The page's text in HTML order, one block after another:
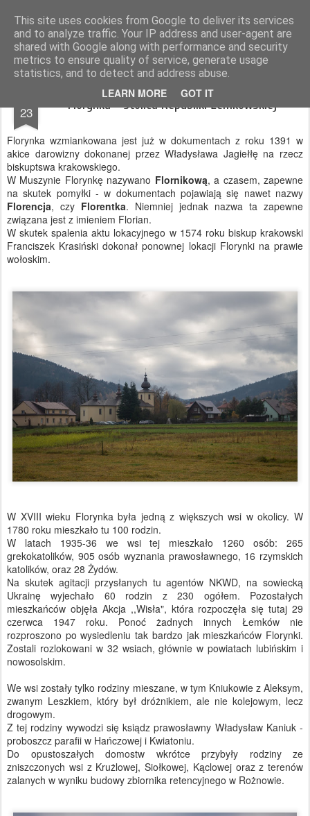
This site uses cookies from Google to deliver its services
and to analyze traffic. Your IP address and user-agent are
shared with Google along with performance and security
metrics to ensure quality of service, generate usage
statistics, and to detect and address abuse.
LEARN MORE GOT IT
Magurskie wyprawy podróże, góry, fotografia
Pages
23 Florynka - stolica Republiki Łemkowskiej
Florynka wzmiankowana jest już w dokumentach z roku 1391 w
akice darowizny dokonanej przez Władysława Jagiełłę na rzecz
biskuptswa krakowskiego.
W Muszynie Florynkę nazywano Flornikową, a czasem, zapewne
na skutek pomyłki - w dokumentach pojawiają się nawet nazwy
Florencja, czy Florentka. Niemniej jednak nazwa ta zapewne
związana jest z imieniem Florian.
W skutek spalenia aktu lokacyjnego w 1574 roku biskup krakowski
Franciszek Krasiński dokonał ponownej lokacji Florynki na prawie
wołoskim.
W XVIII wieku Florynka była jedną z większych wsi w okolicy. W
1780 roku mieszkało tu 100 rodzin.
W latach 1935-36 we wsi tej mieszkało 1260 osób: 265
grekokatolików, 905 osób wyznania prawosławnego, 16 rzymskich
katolików, oraz 28 Żydów.
Na skutek agitacji przysłanych tu agentów NKWD, na sowiecką
Ukrainę wyjechało 60 rodzin z 230 ogółem. Pozostałych
mieszkańców objęła Akcja ,,Wisła", która rozpoczęła się tutaj 29
czerwca 1947 roku. Ponoć żadnych innych Łemków nie
rozproszono po wysiedleniu tak bardzo jak mieszkańców Florynki.
Zostali rozlokowani w 32 wsiach, głównie w powiatach lubińskim i
nowosolskim.
We wsi zostały tylko rodziny mieszane, w tym Kniukowie z Aleksym,
zwanym Leszkiem, który był dróżnikiem, ale nie kolejowym, lecz
drogowym.
Z tej rodziny wywodzi się ksiądz prawosławny Władysław Kaniuk -
proboszcz parafii w Hańczowej i Kwiatoniu.
Do opustoszałych domostw wkrótce przybyły rodziny ze
zniszczonych wsi z Krużlowej, Siołkowej, Kąclowej oraz z terenów
zalanych w wyniku budowy zbiornika retencyjnego w Rożnowie.